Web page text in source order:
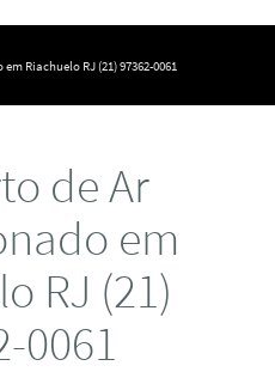
Riachuelo RJ (21) 97362-0061
de Ar
em
RJ (21)
0061